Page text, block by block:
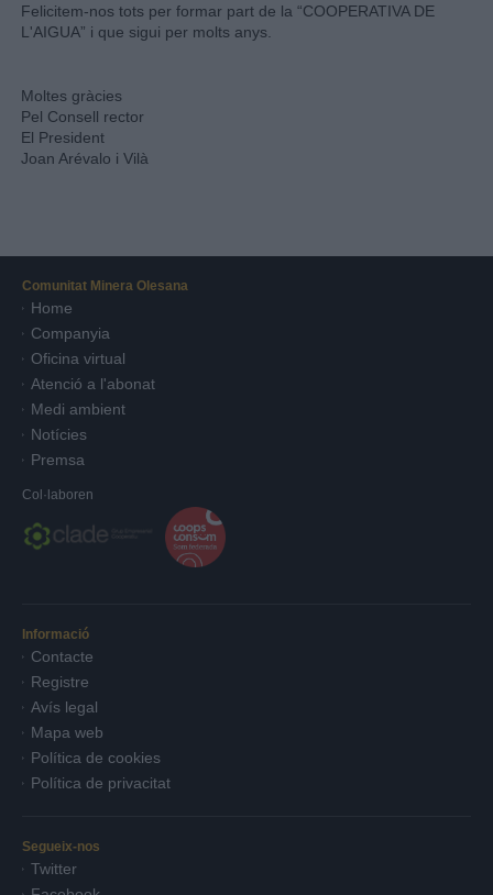
Felicitem-nos tots per formar part de la “COOPERATIVA DE
L'AIGUA” i que sigui per molts anys.
Moltes gràcies
Pel Consell rector
El President
Joan Arévalo i Vilà
Comunitat Minera Olesana
Home
Companyia
Oficina virtual
Atenció a l'abonat
Medi ambient
Notícies
Premsa
Col·laboren
Informació
Contacte
Registre
Avís legal
Mapa web
Política de cookies
Política de privacitat
Segueix-nos
Twitter